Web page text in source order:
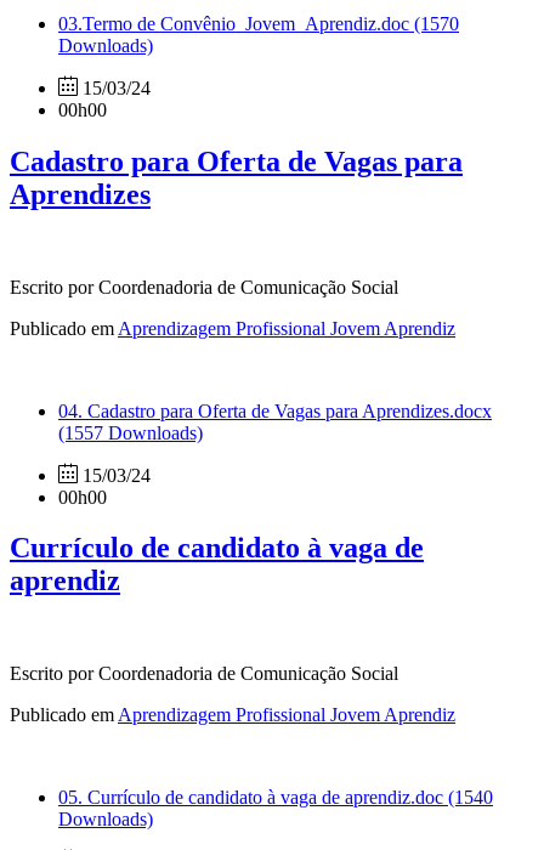
03.Termo de Convênio_Jovem_Aprendiz.doc (1570
Downloads)
15/03/24
00h00
Cadastro para Oferta de Vagas para
Aprendizes
Escrito por Coordenadoria de Comunicação Social
Publicado em Aprendizagem Profissional Jovem Aprendiz
04. Cadastro para Oferta de Vagas para Aprendizes.docx
(1557 Downloads)
15/03/24
00h00
Currículo de candidato à vaga de
aprendiz
Escrito por Coordenadoria de Comunicação Social
Publicado em Aprendizagem Profissional Jovem Aprendiz
05. Currículo de candidato à vaga de aprendiz.doc (1540
Downloads)